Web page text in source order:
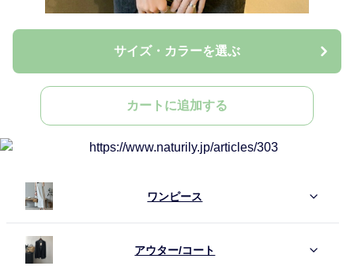
サイズ・カラーを選ぶ
カートに追加する
ワンピース
アウター/コート